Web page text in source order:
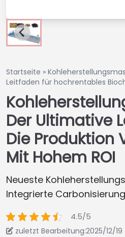
Startseite »
Leitfaden für hochrentables
Der Ultimative
Die Produktion
Mit Hohem ROI
Neueste
Integrierte Carbonisierung
4.5/5
zuletzt Bearbeitung:2025/12/19